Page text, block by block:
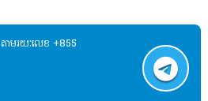
តាមរយៈលេខ +855